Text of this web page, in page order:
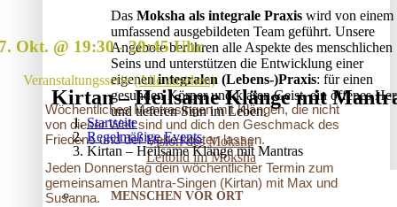
Das Moksha als integrale Praxis wird von einem
umfassend ausgebildeten Team geführt. Unsere
Angebote berühren alle Aspekte des menschlichen
Seins und unterstützen die Entwicklung einer
eigenenintegralen (Lebens-)Praxis: für einen
gesunden Körper und klaren Geist, ein offenes
und tieferen Sinn im Leben.
Vision des Moksha
Leitbild im Moksha
MENSCHEN VOR ORT
Kirtan – Heilsame Klänge mit
Startseite
Regelmäßige Events
Kirtan – Heilsame Klänge mit Mantras
Okt. @ 19:30-20:45
Veranstaltungsserie(Alle ansehen)
Wöchentliches Mantrasingen mit Klängen, die nicht
von dieser Welt sind und dich den Geschmack des
Friedens und der Liebe kosten lassen.
Jeden Donnerstag dein wöchentlicher Termin zum
gemeinsamen Mantra-Singen (Kirtan) mit Max und
Susanna.
20. SEP. @ 16:00